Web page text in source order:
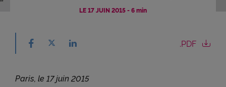
LE 17 JUIN 2015-6 min
Partager sur facebook - nouvelle fenêtre
Partager sur X - nouvelle fenêtre
Partager sur linkedin - nouvelle fenêtre
.PDF
Paris, le 17 juin 2015